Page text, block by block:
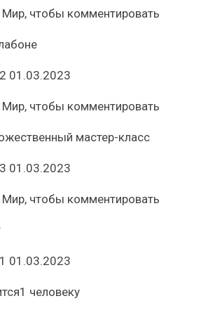
чтобы комментировать
01.03.2023
чтобы комментировать
мастер-класс
01.03.2023
чтобы комментировать
01.03.2023
1 человеку